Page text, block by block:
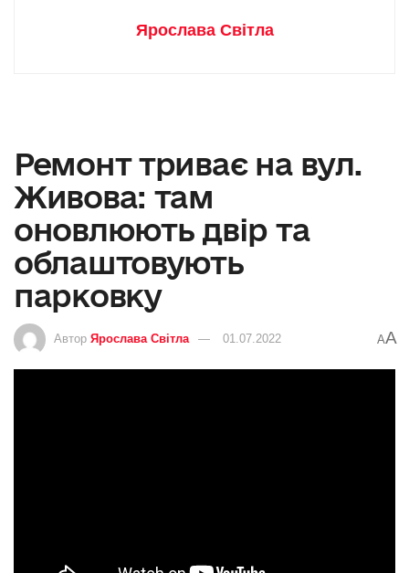
Ярослава Світла
Ремонт триває на вул.
Живова: там
оновлюють двір та
облаштовують
парковку
Автор Ярослава Світла 01.07.2022 AA